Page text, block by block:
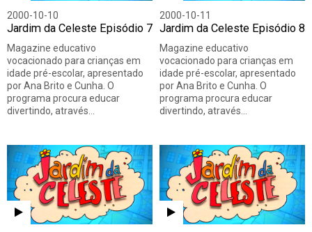
2000-10-10
Jardim da Celeste Episódio 7
Magazine educativo
vocacionado para crianças em
idade pré-escolar, apresentado
por Ana Brito e Cunha. O
programa procura educar
divertindo, através…
2000-10-11
Jardim da Celeste Episódio 8
Magazine educativo
vocacionado para crianças em
idade pré-escolar, apresentado
por Ana Brito e Cunha. O
programa procura educar
divertindo, através…